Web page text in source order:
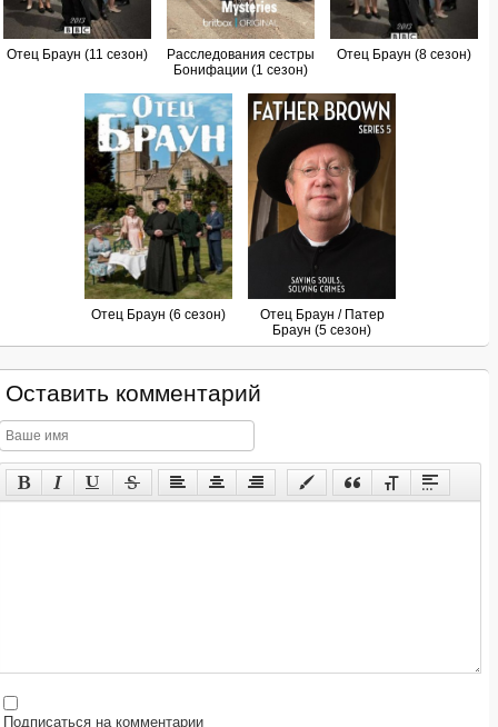
Отец Браун (11 сезон)
Расследования сестры
Бонифации (1 сезон)
Отец Браун (8 сезон)
Отец Браун (6 сезон)
Отец Браун / Патер
Браун (5 сезон)
Оставить комментарий
на комментарии